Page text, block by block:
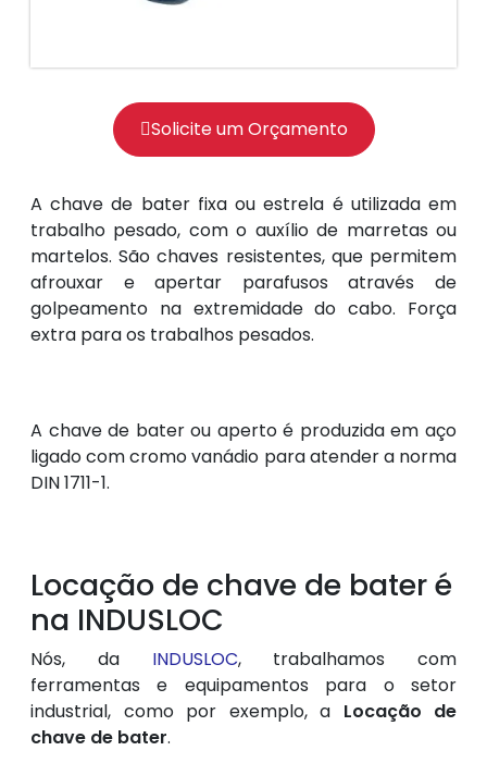
A chave de bater fixa ou estrela é utilizada em
trabalho pesado, com o auxílio de marretas ou
martelos. São chaves resistentes, que permitem
afrouxar e apertar parafusos através de
golpeamento na extremidade do cabo. Força
extra para os trabalhos pesados.
Solicite um Orçamento
A chave de bater ou aperto é produzida em aço
ligado com cromo vanádio para atender a norma
DIN 1711-1.
Locação de chave de bater é
na INDUSLOC
Nós, da INDUSLOC, trabalhamos com
ferramentas e equipamentos para o setor
industrial, como por exemplo, a Locação de
chave de bater.